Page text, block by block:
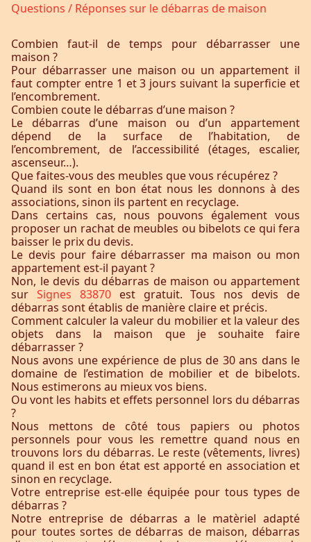
Questions / Réponses sur le débarras de maison
Combien faut-il de temps pour débarrasser une
maison ?
Pour débarrasser une maison ou un appartement il
faut compter entre 1 et 3 jours suivant la superficie et
l’encombrement.
Combien coute le débarras d’une maison ?
Le débarras d’une maison ou d’un appartement
dépend de la surface de l’habitation, de
l’encombrement, de l’accessibilité (étages, escalier,
ascenseur…).
Que faites-vous des meubles que vous récupérez ?
Quand ils sont en bon état nous les donnons à des
associations, sinon ils partent en recyclage.
Dans certains cas, nous pouvons également vous
proposer un rachat de meubles ou bibelots ce qui fera
baisser le prix du devis.
Le devis pour faire débarrasser ma maison ou mon
appartement est-il payant ?
Non, le devis du débarras de maison ou appartement
sur Signes 83870 est gratuit. Tous nos devis de
débarras sont établis de manière claire et précis.
Comment calculer la valeur du mobilier et la valeur des
objets dans la maison que je souhaite faire
débarrasser ?
Nous avons une expérience de plus de 30 ans dans le
domaine de l’estimation de mobilier et de bibelots.
Nous estimerons au mieux vos biens.
Ou vont les habits et effets personnel lors du débarras
?
Nous mettons de côté tous papiers ou photos
personnels pour vous les remettre quand nous en
trouvons lors du débarras. Le reste (vêtements, livres)
quand il est en bon état est apporté en association et
sinon en recyclage.
Votre entreprise est-elle équipée pour tous types de
débarras ?
Notre entreprise de débarras a le matèriel adapté
pour toutes sortes de débarras de maison, débarras